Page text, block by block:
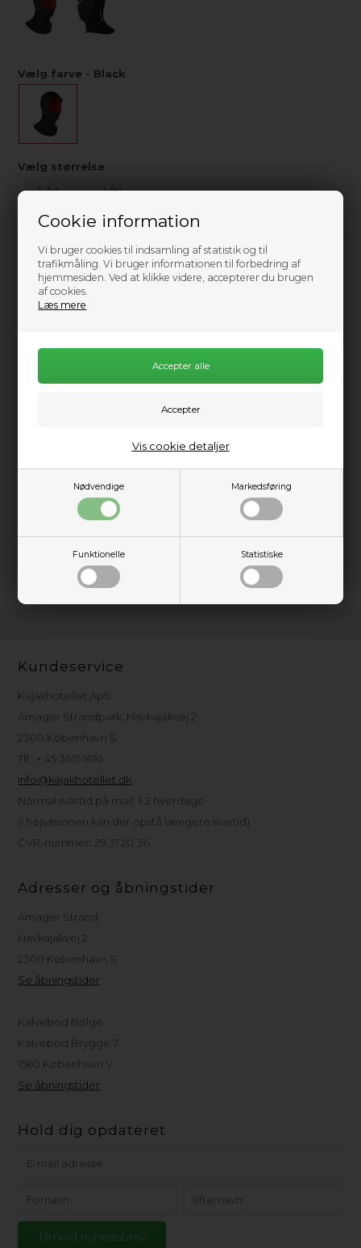
Cookie information
Vi bruger cookies til indsamling af statistik og til
trafikmåling. Vi bruger informationen til forbedring af
hjemmesiden. Ved at klikke videre, accepterer du brugen
af cookies.
Læs mere
Nødvendige Markedsføring
Funktionelle Statistiske
Vis cookie detaljer
Vælg farve - Black
Vælg størrelse
S/M
L/XL
Send mail når varen kommer på lager igen
499,00
Waterproof stretch Flaremesh taping på indersiden. Den
elastiske justeringsanordning strammer tingene op omkring
ansigtet, mens den lille skygge leder vand væk. Den dobbelte
hals er designet til at skabe en vandtæt forsegling mod din
våddragtskrave.
Kundeservice
Kajakhotellet ApS
Amager Strandpark, Havkajakvej 2
2300 København S
Tlf.: + 45 3615 1610
info@kajakhotellet.dk
Normal svartid på mail: 1-2 hverdage
(I højsæsonen kan der opstå længere svartid)
CVR-nummer: 29 31 20 36
Adresser og åbningstider
Amager Strand
Havkajakvej 2
2300 København S
Se åbningstider
Kalvebod Bølge
Kalvebod Brygge 7
1560 København V
Se åbningstider
Hold dig opdateret